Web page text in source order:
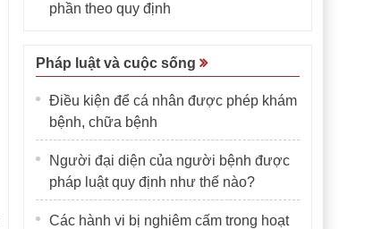
phần theo quy định
Pháp luật và cuộc sống
Điều kiện để cá nhân được phép khám
bệnh, chữa bệnh
Người đại diện của người bệnh được
pháp luật quy định như thế nào?
Các hành vi bị nghiêm cấm trong hoạt